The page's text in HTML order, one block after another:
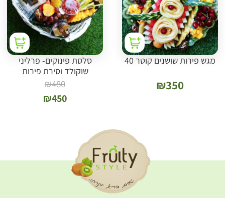
מגש פירות שושנים קוטר 40
₪350
סלסת פינוקים- פרליני
שוקולד וסירת פירות
₪480
₪450